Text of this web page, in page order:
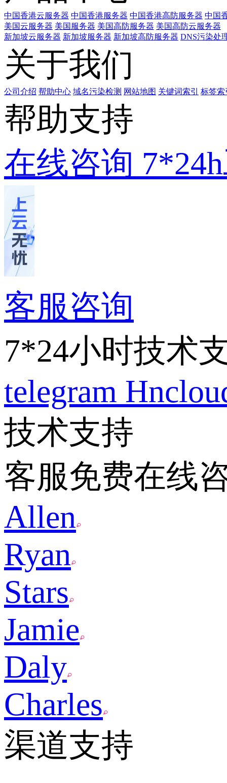
中国香港云服务器 中国香港服务器 中国香港高防服务器 中国
美国云服务器 美国服务器 美国高防服务器 美国高防云服务器
新加坡云服务器 新加坡服务器 新加坡高防服务器 DNS污染处
关于我们
公司介绍 帮助中心 域名污染检测 网站地图 关键词索引 标签索
帮助支持
在线咨询
客服咨询
7*24小时技术
telegram
技术支持
客服免费在线
Allen
Ryan
Stars
Jamie
Daly
Charles
渠道支持